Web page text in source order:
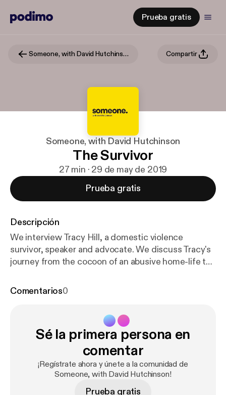
Prueba gratis
Someone, with David Hutchinson Compartir
Someone, with David Hutchinson
The Survivor
27 min · 29 de may de 2019
Prueba gratis
Descripción
We interview Tracy Hill, a domestic violence
survivor, speaker and advocate. We discuss Tracy's
journey from the cocoon of an abusive home-life to
goals to help others transition from "caterpillars to
Comentarios0
Sé la primera persona en
comentar
¡Regístrate ahora y únete a la comunidad de
Someone, with David Hutchinson!
Prueba gratis